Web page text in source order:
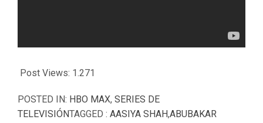
Post Views: 1.271
POSTED IN: HBO MAX, SERIES DE
TELEVISIÓNTAGGED : AASIYA SHAH,ABUBAKAR